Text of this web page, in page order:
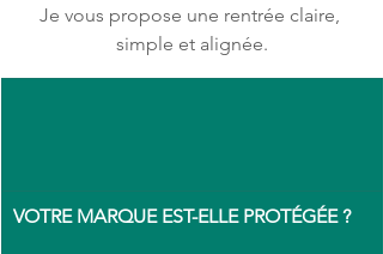
Je vous propose une rentrée claire,
simple et alignée.
VOTRE MARQUE EST-ELLE PROTÉGÉE ?